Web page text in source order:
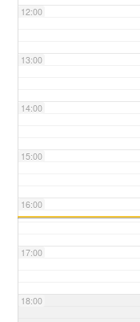
12:00
13:00
14:00
15:00
16:00
17:00
18:00